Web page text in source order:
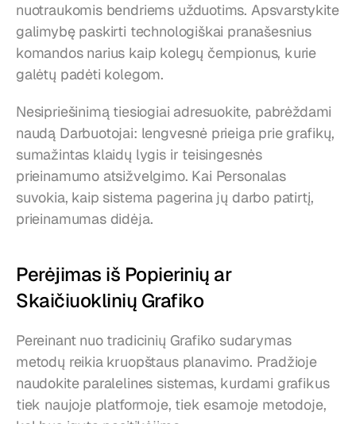
nuotraukomis bendriems užduotims. Apsvarstykite
galimybę paskirti technologiškai pranašesnius
komandos narius kaip kolegų čempionus, kurie
galėtų padėti kolegom.
Nesipriešinimą tiesiogiai adresuokite, pabrėždami
naudą Darbuotojai: lengvesnė prieiga prie grafikų,
sumažintas klaidų lygis ir teisingesnės
prieinamumo atsižvelgimo. Kai Personalas
suvokia, kaip sistema pagerina jų darbo patirtį,
prieinamumas didėja.
Perėjimas iš Popierinių ar
Skaičiuoklinių Grafiko
Pereinant nuo tradicinių Grafiko sudarymas
metodų reikia kruopštaus planavimo. Pradžioje
naudokite paralelines sistemas, kurdami grafikus
tiek naujoje platformoje, tiek esamoje metodoje,